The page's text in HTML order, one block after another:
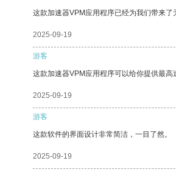
这款加速器VPM应用程序已经为我们带来了
2025-09-19
游客
这款加速器VPM应用程序可以给你提供最高
2025-09-19
游客
这款软件的界面设计非常简洁，一目了然。
2025-09-19